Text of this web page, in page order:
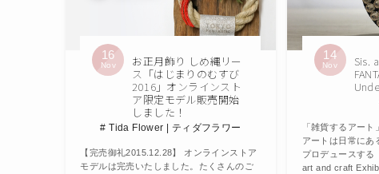
16
Nov
お正月飾り しめ縄リー
ス「はじまりのむすび
2016」オンラインスト
ア限定モデル販売開始
しました！
Tida Flower | ティダフラワー
【完売御礼2015.12.28】 オンラインストア
モデルは完売いたしました。たくさんのご
14
Nov
Sis.
「雑貨するアート
アートは日常にあ
プロデュースする
art and craft